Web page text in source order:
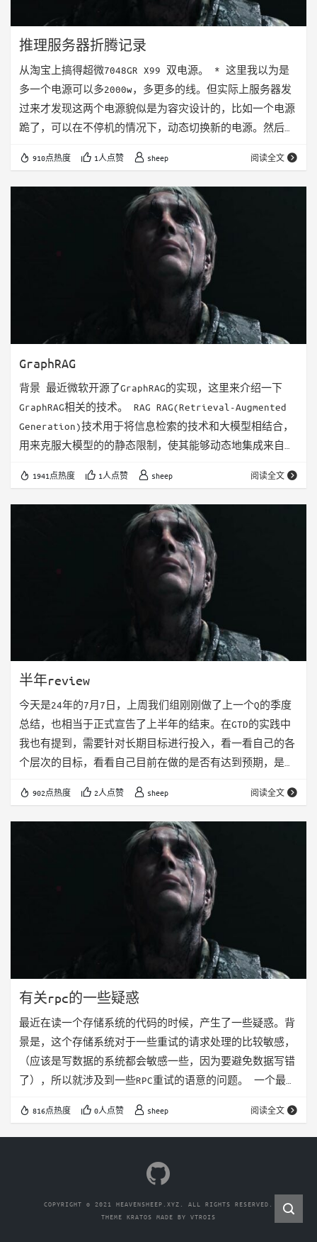
推理服务器折腾记录
从淘宝上搞得超微7048GR X99 双电源。 * 这里我以为是
多一个电源可以多2000w，多更多的线。但实际上服务器发
过来才发现这两个电源貌似是为容灾设计的，比如一个电源
跪了，可以在不停机的情况下，动态切换新的电源。然后电
的话，还是需要自己搞6pin转8pin的转接线，然后每一个显
卡都用一个8pin，一个6转8。 CPU是挑的便宜的，E5-2680
V4 两个 内存是三星32G DDR4 4个共计128G。后面估计还
会拓展到256G * 插内存的时候记得…
910点热度 1人点赞 sheep 阅读全文
GraphRAG
背景 最近微软开源了GraphRAG的实现，这里来介绍一下
GraphRAG相关的技术。 RAG RAG(Retrieval-Augmented
Generation)技术用于将信息检索的技术和大模型相结合，
用来克服大模型的的静态限制，使其能够动态地集成来自外
性。具体来说，RAG 旨在解决以下三个关键问题： 领域特
化的知识问题 LLM 通常使用广泛而通用的数据进行训练，
以最大限度地提高其适用性和可访问性。然而，这种方法导
致 LLM 在特定领域的表现往往不尽如人意。 R…
1941点热度 1人点赞 sheep 阅读全文
半年review
今天是24年的7月7日，上周我们组刚刚做了上一个Q的季度
总结，也相当于正式宣告了上半年的结束。在GTD的实践中
我也有提到，需要针对长期目标进行投入，看一看自己的各
个层次的目标，看看自己目前在做的是否有达到预期，是否
年的目标，希望24年是一个积累知识的一年。希望自己提高
阅读时间，提高自己在目前工作领域的深度和广度
bulabula。 目前看的话，读书的进度整体来说并不算是很
符合我的目标，至少我定的开始的500小时，在上半年并没
有达到250小时。甚至感觉100小时也…
902点热度 2人点赞 sheep 阅读全文
有关rpc的一些疑惑
最近在读一个存储系统的代码的时候，产生了一些疑惑。背
景是，这个存储系统对于一些重试的请求处理的比较敏感，
（应该是写数据的系统都会敏感一些，因为要避免数据写错
了），所以就涉及到一些RPC重试的语意的问题。 一个最基
行为是什么： * 如果RPC超时了，对端可能执行了rpc，也
可能没有执行rpc * 如果我们不做重试的话，对端是否只会
是什么样的，会过滤掉重试的请求吗 * 如果重试的
816点热度 0人点赞 sheep 阅读全文
COPYRIGHT © 2021 HEAVENSHEEP.XYZ. ALL RIGHTS RESERVED.
THEME KRATOS MADE BY VTROIS